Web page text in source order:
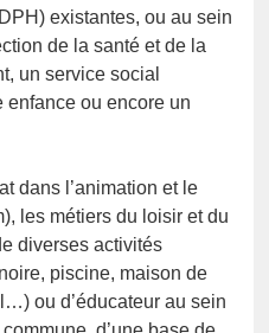
existantes, ou au sein
de la santé et de la
un service social
enfance ou encore un
dans l’animation et le
les métiers du loisir et du
diverses activités
piscine, maison de
ou d’éducateur au sein